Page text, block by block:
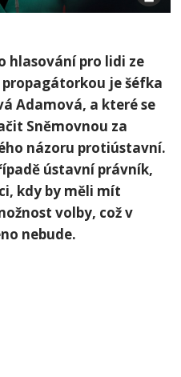
hlasování pro lidi ze
je šéfka
Adamová, a které se
Sněmovnou za
názoru protiústavní.
ústavní právník,
kdy by měli mít
volby, což v
nebude.